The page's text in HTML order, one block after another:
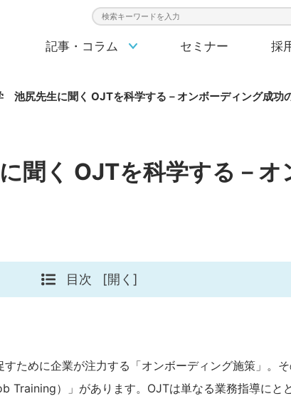
検索キーワード入力
記事・コラム セミナー 採
池尻先生に聞く OJTを科学する－オンボーディング成功
聞く OJTを科学する－オ
目次 [開く]
ために企業が注力する「オンボーディング施策」。
Training）」があります。OJTは単なる業務指導にと